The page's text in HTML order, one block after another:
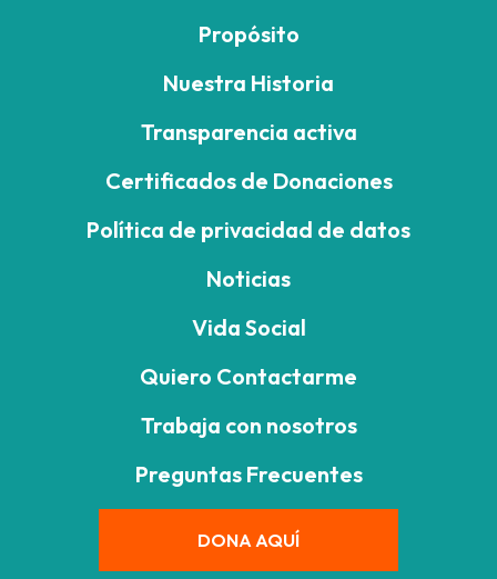
Propósito
Nuestra Historia
Transparencia activa
Certificados de Donaciones
Política de privacidad de datos
Noticias
Vida Social
Quiero Contactarme
Trabaja con nosotros
Preguntas Frecuentes
DONA AQUÍ